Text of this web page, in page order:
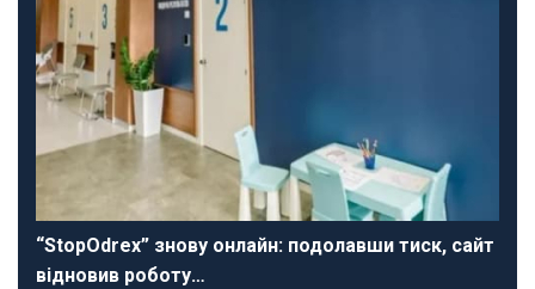
“StopOdrex” знову онлайн: подолавши тиск, сайт
відновив роботу…